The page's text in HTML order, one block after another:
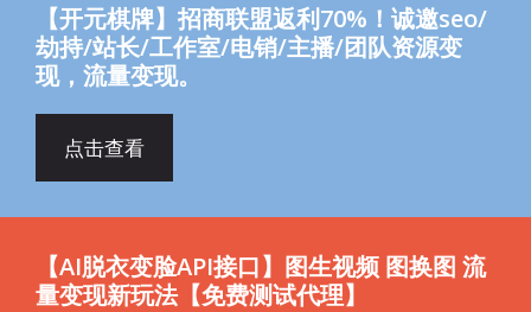
【开元棋牌】招商联盟返利70%！诚邀seo/
劫持/站长/工作室/电销/主播/团队资源变
现，流量变现。
点击查看
【AI脱衣变脸API接口】图生视频 图换图 流
量变现新玩法【免费测试代理】